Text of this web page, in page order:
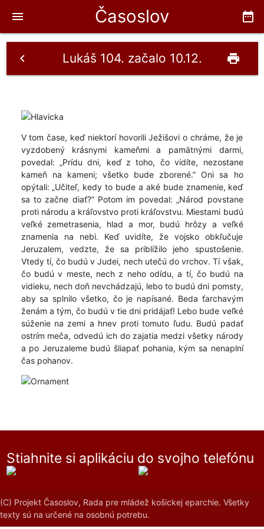
Časoslov date_range
menu
Lukáš 104. začalo 10.12.
chevron_left print
V tom čase, keď niektorí hovorili Ježišovi o chráme, že je
vyzdobený krásnymi kameňmi a pamätnými darmi,
povedal: „Prídu dni, keď z toho, čo vidíte, nezostane
kameň na kameni; všetko bude zborené.” Oni sa ho
opýtali: „Učiteľ, kedy to bude a aké bude znamenie, keď
sa to začne diať?” Potom im povedal: „Národ povstane
proti národu a kráľovstvo proti kráľovstvu. Miestami budú
veľké zemetrasenia, hlad a mor, budú hrôzy a veľké
znamenia na nebi. Keď uvidíte, že vojsko obkľučuje
Jeruzalem, vedzte, že sa priblížilo jeho spustošenie.
Vtedy tí, čo budú v Judei, nech utečú do vrchov. Tí však,
čo budú v meste, nech z neho odídu, a tí, čo budú na
vidieku, nech doň nevchádzajú, lebo to budú dni pomsty,
aby sa splnilo všetko, čo je napísané. Beda ťarchavým
ženám a tým, čo budú v tie dni pridájať! Lebo bude veľké
súženie na zemi a hnev proti tomuto ľudu. Budú padať
ostrím meča, odvedú ich do zajatia medzi všetky národy
a po Jeruzaleme budú šliapať pohania, kým sa nenaplní
čas pohanov.
Stiahnite si aplikáciu do svojho telefónu
(C) Projekt Časoslov, Rada pre mládež košickej eparchie. Všetky
texty sú na určené na osobnú potrebu.